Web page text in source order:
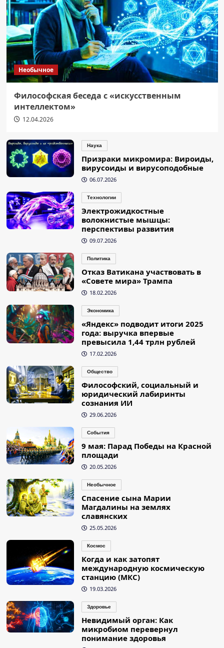
Необычное
Философская беседа с «искусственным
интеллектом»
12.04.2026
Наука
Призраки микромира: Вироиды,
вирусоиды и вирусоподобные
06.07.2026
Технологии
Электрожидкостные
волокнистые мышцы:
перспективы развития
09.07.2026
Политика
Отказ Ватикана участвовать в
«Совете мира» Трампа
18.02.2026
Экономика
«Яндекс» подводит итоги 2025
года: выручка впервые
превысила 1,44 трлн рублей
17.02.2026
Общество
Философский, социальный и
юридический лабиринты
сознания ИИ
29.06.2026
События
9 мая: Парад Победы на Красной
площади
20.05.2026
Необычное
Спасение сына Марии
Магдалины на землях
славянских
25.05.2026
Космос
Когда и как затопят
международную космическую
станцию (МКС)
19.03.2026
Здоровье
Невидимый орган: Как
микробиом перевернул
понимание здоровья